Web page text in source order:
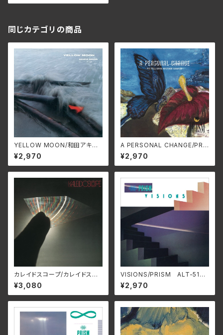
同じカテゴリの商品
YELLOW MOON/和田アキ
ラ ALT-527C(仕様:CD)
¥2,970
A PERSONAL CHANGE/PRI
SM ALT-512C(仕様:CD)
¥2,970
カレイドスコープ/カレイドスコ
ープ(ミッキー吉野＆渡辺香津
美) SWAX-1010D(仕様:SH
M-CD)
¥3,080
VISIONS/PRISM ALT-519C
(仕様:SHM-CD)
¥2,970